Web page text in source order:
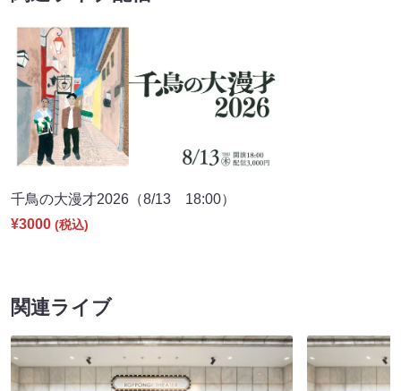
千鳥の大漫才2026（8/13 18:00）
¥3000 (税込)
関連ライブ